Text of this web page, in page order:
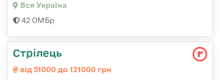
Вся Україна
42 ОМБр
Стрілець
від 51000 до 121000 грн